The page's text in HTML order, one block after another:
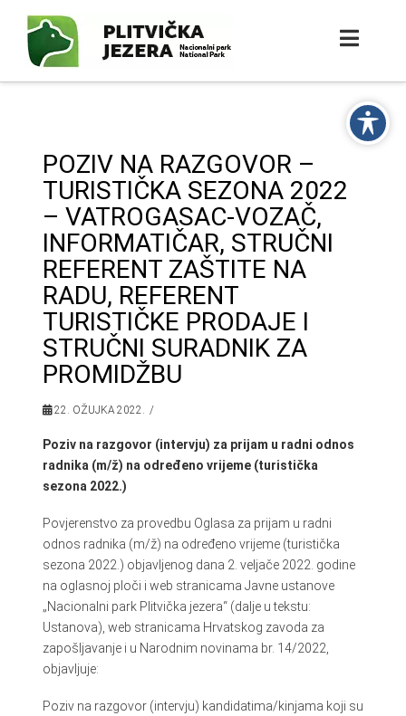
POZIV NA RAZGOVOR –
TURISTIČKA SEZONA 2022
– VATROGASAC-VOZAČ,
INFORMATIČAR, STRUČNI
REFERENT ZAŠTITE NA
RADU, REFERENT
TURISTIČKE PRODAJE I
STRUČNI SURADNIK ZA
PROMIDŽBU
22. OŽUJKA 2022.
Poziv na razgovor (intervju) za prijam u radni odnos
radnika (m/ž) na određeno vrijeme (turistička
sezona 2022.)
Povjerenstvo za provedbu Oglasa za prijam u radni
odnos radnika (m/ž) na određeno vrijeme (turistička
sezona 2022.) objavljenog dana 2. veljače 2022. godine
na oglasnoj ploči i web stranicama Javne ustanove
„Nacionalni park Plitvička jezera“ (dalje u tekstu:
Ustanova), web stranicama Hrvatskog zavoda za
zapošljavanje i u Narodnim novinama br. 14/2022,
objavljuje:
Poziv na razgovor (intervju) kandidatima/kinjama koji su